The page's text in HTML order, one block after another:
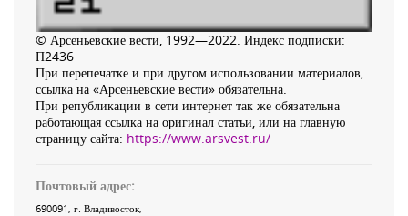
© Арсеньевские вести, 1992—2022. Индекс подписки:
П2436
При перепечатке и при другом использовании материалов,
ссылка на «Арсеньевские вести» обязательна.
При републикации в сети интернет так же обязательна
работающая ссылка на оригинал статьи, или на главную
страницу сайта: https://www.arsvest.ru/
Почтовый адрес:
690091, г. Владивосток,